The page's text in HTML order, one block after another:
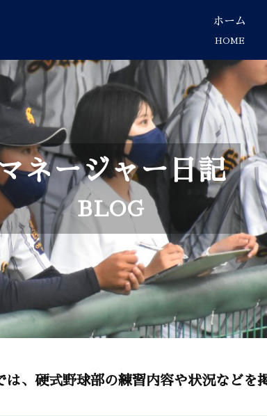
ホーム
HOME
ネージャー日記
BLOG
は、硬式野球部の練習内容や状況などを